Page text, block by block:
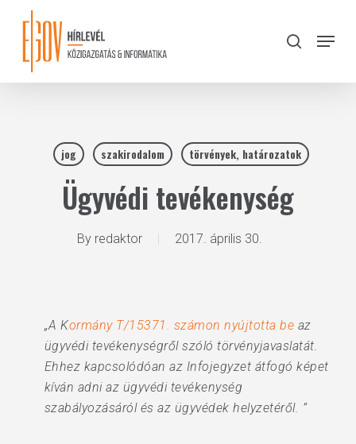
content
search
Menu
jog szakirodalom törvények, határozatok
Ügyvédi tevékenység
By redaktor 2017. április 30.
„A Kormány T/15371. számon nyújtotta be az
ügyvédi tevékenységről szóló törvényjavaslatát.
Ehhez kapcsolódóan az Infojegyzet átfogó képet
kíván adni az ügyvédi tevékenység
szabályozásáról és az ügyvédek helyzetéről. ”
Close